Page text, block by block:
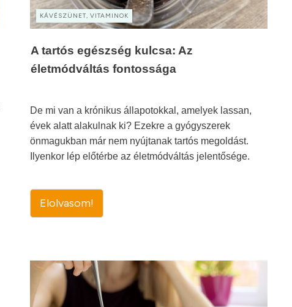
KÁVÉSZÜNET, VITAMINOK
A tartós egészség kulcsa: Az
életmódváltás fontossága
De mi van a krónikus állapotokkal, amelyek lassan,
évek alatt alakulnak ki? Ezekre a gyógyszerek
önmagukban már nem nyújtanak tartós megoldást.
Ilyenkor lép előtérbe az életmódváltás jelentősége.
Elolvasom!